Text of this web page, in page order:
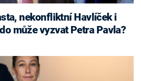
může vyzvat Petra Pavla?